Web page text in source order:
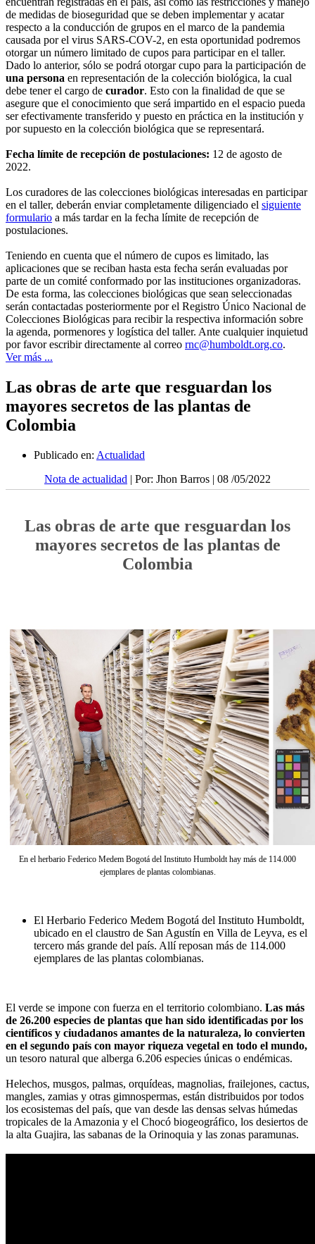
de medidas de bioseguridad que se deben implementar y acatar
respecto a la conducción de grupos en el marco de la pandemia
causada por el virus SARS-COV-2, en esta oportunidad podremos
otorgar un número limitado de cupos para participar en el taller.
Dado lo anterior, sólo se podrá otorgar cupo para la participación de
una persona en representación de la colección biológica, la cual
debe tener el cargo de curador. Esto con la finalidad de que se
asegure que el conocimiento que será impartido en el espacio pueda
ser efectivamente transferido y puesto en práctica en la institución y
por supuesto en la colección biológica que se representará.
Fecha límite de recepción de postulaciones: 12 de agosto de
2022.
Los curadores de las colecciones biológicas interesadas en participar
en el taller, deberán enviar completamente diligenciado el siguiente
formulario a más tardar en la fecha límite de recepción de
postulaciones.
Teniendo en cuenta que el número de cupos es limitado, las
aplicaciones que se reciban hasta esta fecha serán evaluadas por
parte de un comité conformado por las instituciones organizadoras.
De esta forma, las colecciones biológicas que sean seleccionadas
serán contactadas posteriormente por el Registro Único Nacional de
Colecciones Biológicas para recibir la respectiva información sobre
la agenda, pormenores y logística del taller. Ante cualquier inquietud
por favor escribir directamente al correo rnc@humboldt.org.co.
Ver más ...
Las obras de arte que resguardan los
mayores secretos de las plantas de
Colombia
Publicado en: Actualidad
Nota de actualidad | Por: Jhon Barros | 08 /05/2022
Las obras de arte que resguardan los
mayores secretos de las plantas de
Colombia
En el herbario Federico Medem Bogotá del Instituto Humboldt hay más de 114.000
ejemplares de plantas colombianas.
El Herbario Federico Medem Bogotá del Instituto Humboldt,
ubicado en el claustro de San Agustín en Villa de Leyva, es el
tercero más grande del país. Allí reposan más de 114.000
ejemplares de las plantas colombianas.
El verde se impone con fuerza en el territorio colombiano. Las más
de 26.200 especies de plantas que han sido identificadas por los
científicos y ciudadanos amantes de la naturaleza, lo convierten
en el segundo país con mayor riqueza vegetal en todo el mundo,
un tesoro natural que alberga 6.206 especies únicas o endémicas.
Helechos, musgos, palmas, orquídeas, magnolias, frailejones, cactus,
mangles, zamias y otras gimnospermas, están distribuidos por todos
los ecosistemas del país, que van desde las densas selvas húmedas
tropicales de la Amazonia y el Chocó biogeográfico, los desiertos de
la alta Guajira, las sabanas de la Orinoquia y las zonas paramunas.